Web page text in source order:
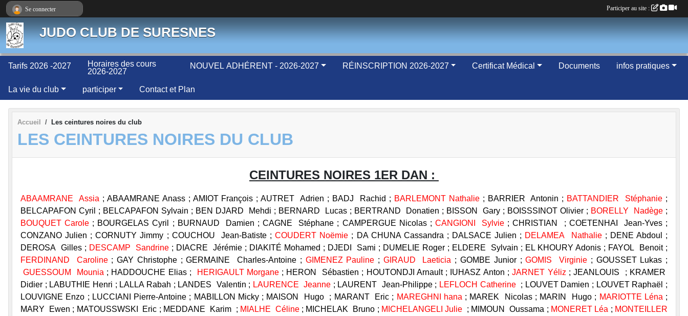
JUDO CLUB DE SURESNES
Tarifs 2026 -2027
Horaires des cours
2026-2027
NOUVEL ADHÉRENT - 2026-2027 RÉINSCRIPTION 2026-2027 Certificat Médical Documents infos pratiques
La vie du club participer Contact et Plan
Accueil Les ceintures noires du club
LES CEINTURES NOIRES DU CLUB
CEINTURES NOIRES 1ER DAN :
ABAAMRANE Assia ; ABAAMRANE Anass ; AMIOT François ; AUTRET Adrien ; BADJ Rachid ; BARLEMONT Nathalie ; BARRIER Antonin ; BATTANDIER Stéphanie ;
BELCAPAFON Cyril ; BELCAPAFON Sylvain ; BEN DJARD Mehdi ; BERNARD Lucas ; BERTRAND Donatien ; BISSON Gary ; BOISSSINOT Olivier ; BORELLY Nadège ;
BOUQUET Carole ; BOURGELAS Cyril ; BURNAUD Damien ; CAGNE Stéphane ; CAMPERGUE Nicolas ; CANGIONI Sylvie ; CHRISTIAN ; COETENHAI Jean-Yves ;
CONZANO Julien ; CORNUTY Jimmy ; COUCHOU Jean-Batiste ;COUDERT Noëmie ; DA CHUNA Cassandra ; DALSACE Julien ; DELAMEA Nathalie; DENE Abdoul ;
DEROSA Gilles ; DESCAMP Sandrine ; DIACRE Jérémie ; DIAKITÉ Mohamed ; DJEDI Sami ; DUMELIE Roger ; ELDERE Sylvain ; EL KHOURY Adonis ; FAYOL Benoit ;
FERDINAND Caroline ; GAY Christophe ; GERMAINE Charles-Antoine ; GIMENEZ Pauline ; GIRAUD Laeticia ; GOMBE Junior ;GOMIS Virginie ; GOUSSET Lukas ;
GUESSOUM Mounia ; HADDOUCHE Elias ; HERIGAULT Morgane ; HERON Sébastien ; HOUTONDJI Arnault ; IUHASZ Anton ;JARNET Yéliz ; JEANLOUIS ; KRAMER
Didier ; LABUTHIE Henri ; LALLA Rabah ; LANDES Valentin ; LAURENCE Jeanne ; LAURENT Jean-Philippe ; LEFLOCH Catherine ; LOUVET Damien ; LOUVET Raphaël ;
LOUVIGNE Enzo ; LUCCIANI Pierre-Antoine ; MABILLON Micky ; MAISON Hugo ; MARANT Eric ; MAREGHNI hana ; MAREK Nicolas ; MARIN Hugo ; MARIOTTE Léna ;
MARY Ewen ; MATOUSSWSKI Eric ; MEDDANE Karim ; MIALHE Céline ; MICHELAK Bruno ; MICHELANGELI Julie ; MIMOUN Oussama ; MONERET Léa ; MONTEILLER
Se connecter Participer au site :
Panneau de gestion des cookies